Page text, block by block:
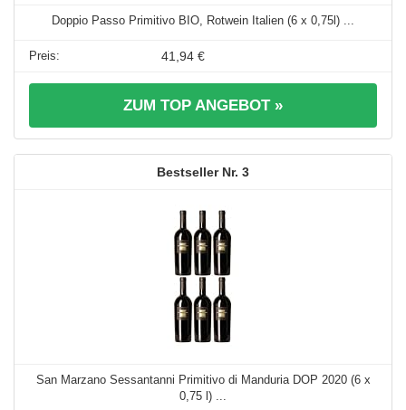
Doppio Passo Primitivo BIO, Rotwein Italien (6 x 0,75l) ...
41,94 €
ZUM TOP ANGEBOT »
3
San Marzano Sessantanni Primitivo di Manduria DOP 2020 (6 x
0,75 l) ...